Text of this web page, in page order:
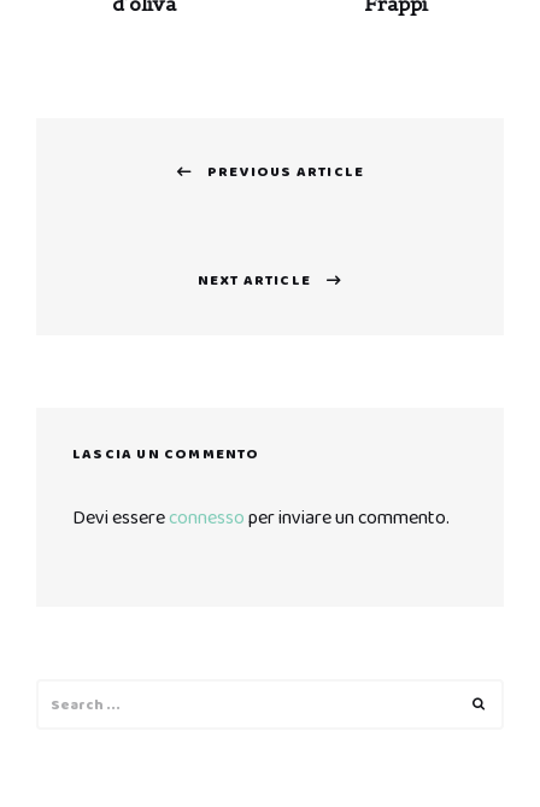
PREVIOUS ARTICLE
NEXT ARTICLE
LASCIA UN COMMENTO
Devi essereconnessoper inviare un commento.
for: